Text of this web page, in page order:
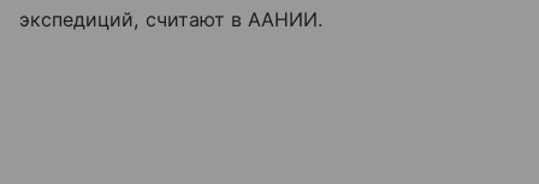
экспедиций, считают в ААНИИ.